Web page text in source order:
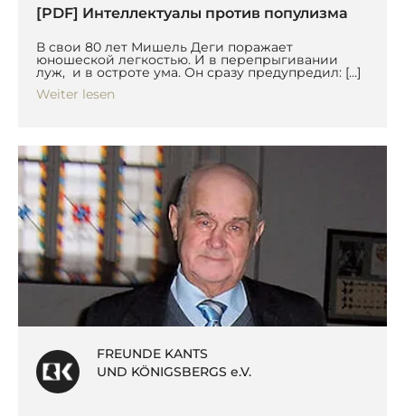
[PDF] Интеллектуалы против популизма
В свои 80 лет Мишель Деги поражает
юношеской легкостью. И в перепрыгивании
луж, и в остроте ума. Он сразу предупредил: […]
Weiter lesen
FREUNDE KANTS
UND KÖNIGSBERGS e.V.